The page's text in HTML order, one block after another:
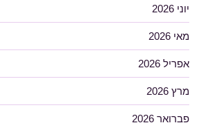
יוני 2026
מאי 2026
אפריל 2026
מרץ 2026
פברואר 2026